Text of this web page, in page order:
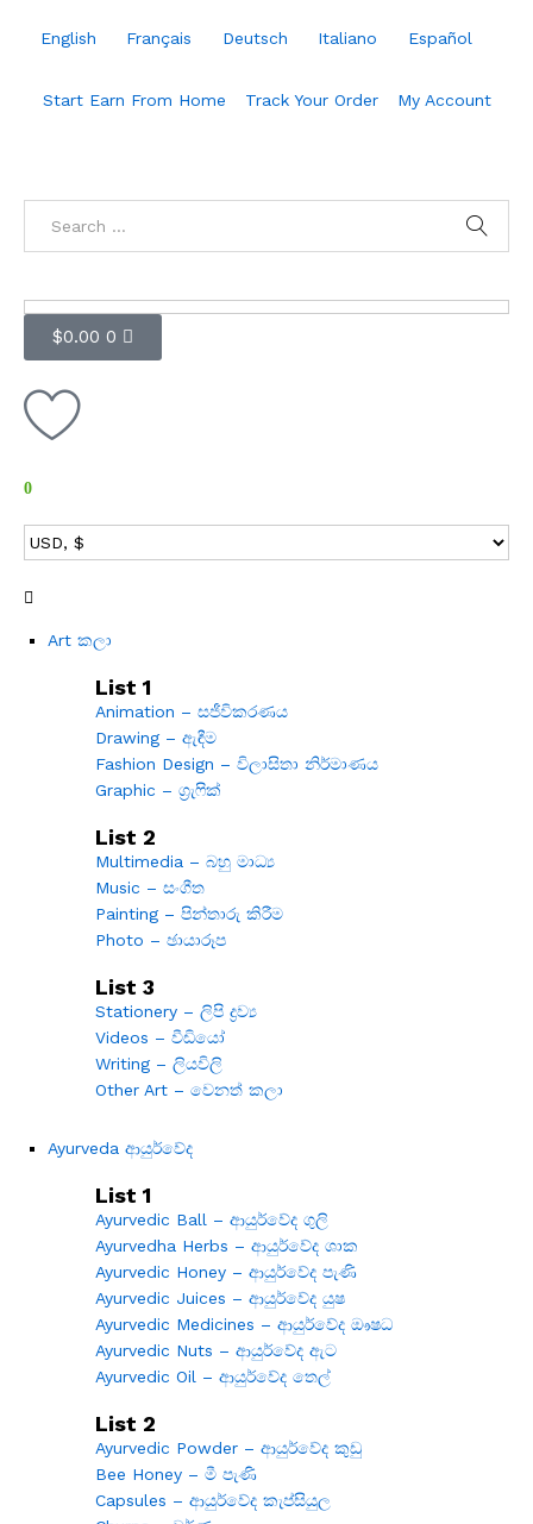
English Français Deutsch Italiano Español
Start Earn From Home Track Your Order My Account
$0.00 0
0
Art කලා
List 1
Animation – සජීවිකරණය
Drawing – ඇඳීම
Fashion Design – විලාසිතා නිර්මාණය
Graphic – ග්‍රැෆික්
List 2
Multimedia – බහු මාධ්‍ය
Music – සංගීත
Painting – පින්තාරු කිරීම
Photo – ඡායාරූප
List 3
Stationery – ලිපි ද්‍රව්‍ය
Videos – වීඩියෝ
Writing – ලියවිලි
Other Art – වෙනත් කලා
Ayurveda ආයුර්වේද
List 1
Ayurvedic Ball – ආයුර්වේද ගුලි
Ayurvedha Herbs – ආයුර්වේද ශාක
Ayurvedic Honey – ආයුර්වේද පැණි
Ayurvedic Juices – ආයුර්වේද යුෂ
Ayurvedic Medicines – ආයුර්වේද ඖෂධ
Ayurvedic Nuts – ආයුර්වේද ඇට
Ayurvedic Oil – ආයුර්වේද තෙල්
List 2
Ayurvedic Powder – ආයුර්වේද කුඩු
Bee Honey – මී පැණි
Capsules – ආයුර්වේද කැප්සියුල